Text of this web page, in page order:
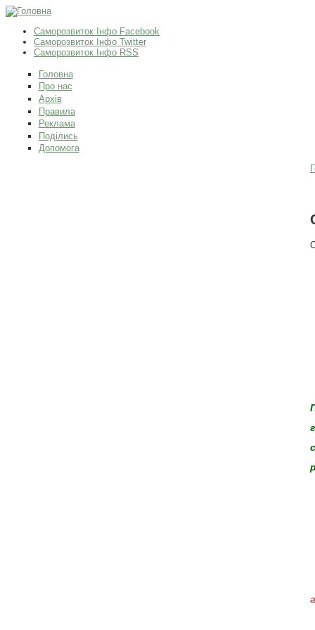
Саморозвиток Інфо Facebook
Саморозвиток Інфо Twitter
Саморозвиток Інфо RSS
Головна
Про нас
Архів
Правила
Реклама
Поділись
Допомога